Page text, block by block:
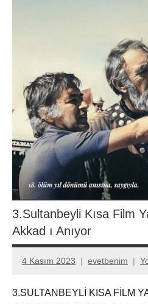
3.Sultanbeyli Kısa Film
Akkad ı Anıyor
4 Kasım 2023 evetbenim
3.SULTANBEYLİ KISA FİLM